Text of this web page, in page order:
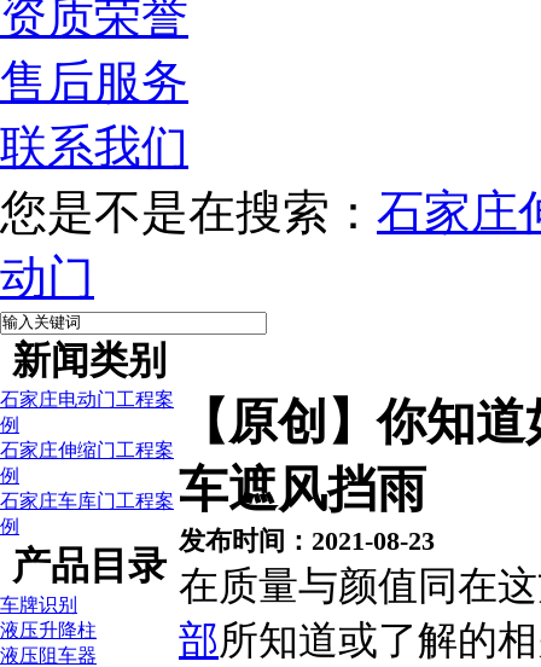
资质荣誉
售后服务
联系我们
您是不是在搜索： 石家庄
动门
新闻类别
石家庄电动门工程案
例
石家庄伸缩门工程案
例
石家庄车库门工程案
例
产品目录
车牌识别
液压升降柱
液压阻车器
【原创】你知
车遮风挡雨
发布时间：2021-08-23
在质量与颜值同在
部所知道或了解的